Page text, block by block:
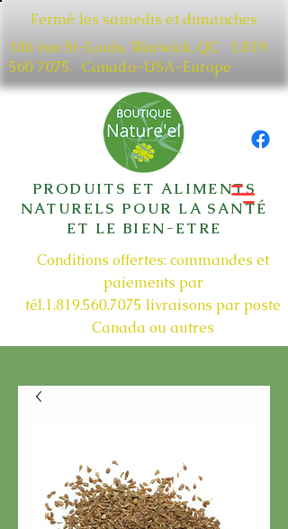
Fermé les samedis et dimanches
186 rue St-Louis, Warwick, QC​ 1.819
560 7075
Canada-USA-Europe
PRODUITS ET ALIMENTS
NATURELS POUR LA SANTÉ
ET LE BIEN-ETRE
Conditions offertes: commandes et
paiements par
tél.1.819.560.7075 livraisons par poste
Canada ou autres